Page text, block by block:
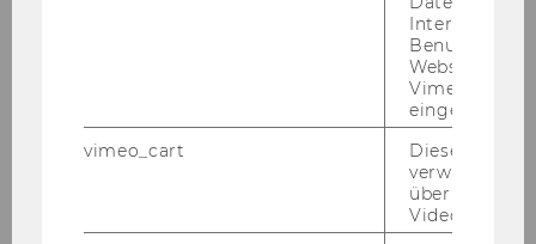
Interaktionen
Websites, auf
Vimeo-Video
eingebettet
vimeo_cart
Dieses
verwendet,
überprüfen,
Video